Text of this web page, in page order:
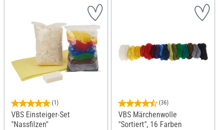
(1)
VBS Einsteiger-Set
"Nassfilzen"
(36)
VBS Märchenwolle
"Sortiert", 16 Farben